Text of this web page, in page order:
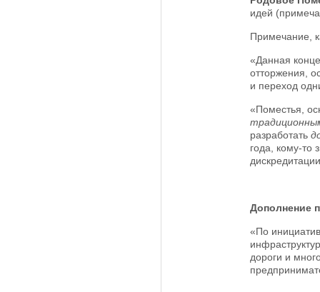
идей
Примечание,
«Данная
отторжения,
и переход
«Поместья,
разработать
года, кому-то
Дополнение
«По
дороги и